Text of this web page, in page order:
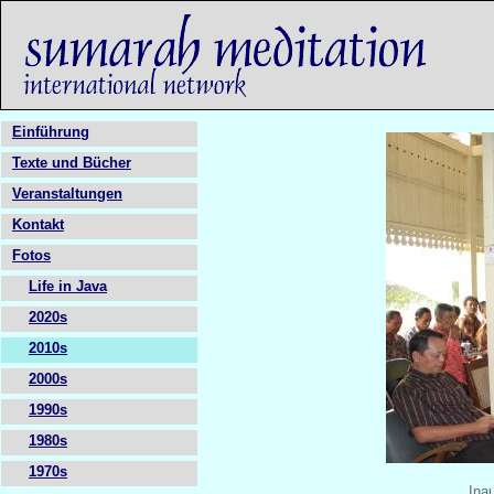
Einführung
Texte und Bücher
Veranstaltungen
Kontakt
Fotos
Life in Java
2020s
2010s
2000s
1990s
1980s
1970s